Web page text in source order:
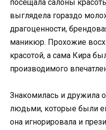
посещала салоны
выглядела гораздо
драгоценности,
маникюр. Прохожие
красотой, а сама Кира
производимого
Знакомилась и дружила
людьми, которые были
она игнорировала и